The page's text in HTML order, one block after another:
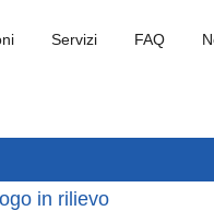
Servizi FAQ
in rilievo